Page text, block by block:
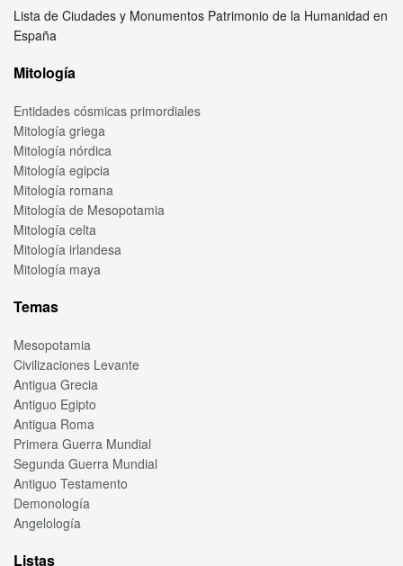
Lista de Ciudades y Monumentos Patrimonio de la Humanidad en
España
Mitología
Entidades cósmicas primordiales
Mitología griega
Mitología nórdica
Mitología egipcia
Mitología romana
Mitología de Mesopotamia
Mitología celta
Mitología irlandesa
Mitología maya
Temas
Mesopotamia
Civilizaciones Levante
Antigua Grecia
Antiguo Egipto
Antigua Roma
Primera Guerra Mundial
Segunda Guerra Mundial
Antiguo Testamento
Demonología
Angelología
Listas